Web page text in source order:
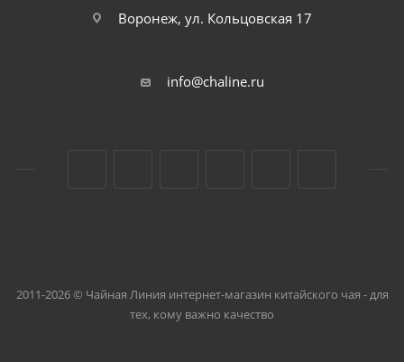
Воронеж, ул. Кольцовская 17
info@chaline.ru
2011-2026 © Чайная Линия интернет-магазин китайского чая - для
тех, кому важно качество